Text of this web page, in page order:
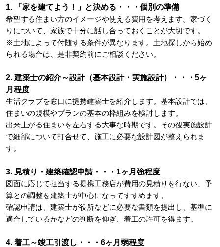
1. 「家を建てよう！」と決める・・・個別の準備
希望する住まい方のイメージや使える費用を考えます。家づく
りについて、家族で十分に話し合っておくことが大切です。
※土地によって付随する条件が異なります。土地探しから始め
られる場合は、是非契約前にご相談ください。
2. 建築士の紹介～設計（基本設計・実施設計）・・・5ヶ
月程度
生活クラブを窓口に提携建築士を紹介します。基本設計では、
住まいの規模やプランの基本の枠組みを検討します。
出来上がる住まいを左右する大事な時期です。その後実施設計
で細部について打合せて、施工に必要な設計図が整えられま
す。
3. 見積り・建築確認申請・・・1ヶ月強程度
図面に応じて担当する提携工務店が費用の見積りを行ない、予
算との調整を建築士が中心になってすすめます。
確認申請は、建築士が役所などに必要な書類を提出し、基準に
適合しているかなどの判断を仰ぎ、着工の許可を得ます。
4. 着工～竣工引渡し・・・6ヶ月弱程度